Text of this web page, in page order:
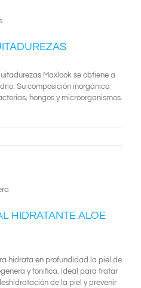
Maxlook se obtiene a
Su composición inorgánica
hongos y microorganismos.
HIDRATANTE ALOE
hidrata en profundidad la piel de
y tonifica. Ideal para tratar
de la piel y prevenir